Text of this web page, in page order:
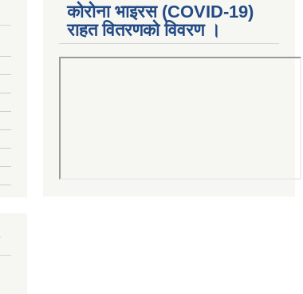
कोरोना भाइरस (COVID-19)
राहत वितरणको विवरण ।